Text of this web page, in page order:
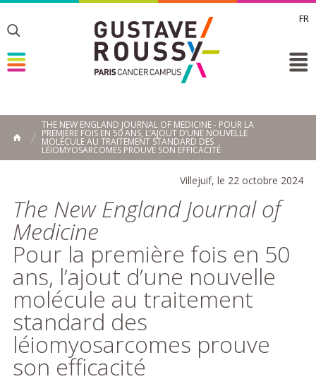
FR
Toggle
Toggle
HOME
THE NEW ENGLAND JOURNAL OF MEDICINE - POUR LA
PREMIÈRE FOIS EN 50 ANS, L’AJOUT D’UNE NOUVELLE
MOLÉCULE AU TRAITEMENT STANDARD DES
LÉIOMYOSARCOMES PROUVE SON EFFICACITÉ
Villejuif, le 22 octobre 2024
The New England Journal of
Medicine
Pour la première fois en 50
ans, l’ajout d’une nouvelle
molécule au traitement
standard des
léiomyosarcomes prouve
son efficacité